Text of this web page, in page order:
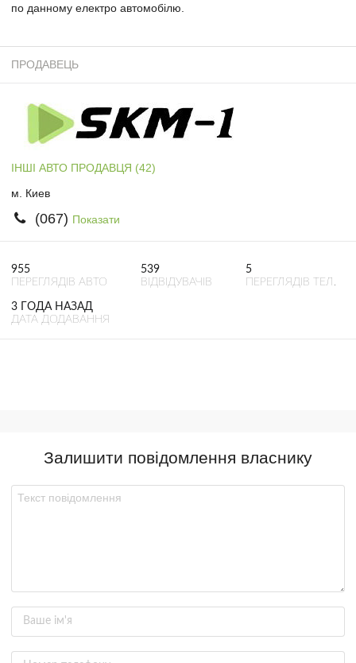
по данному електро автомобілю.
ПРОДАВЕЦЬ
ІНШІ АВТО ПРОДАВЦЯ (42)
м. Киев
(067) Показати
955
ПЕРЕГЛЯДІВ АВТО
539
ВІДВІДУВАЧІВ
5
ПЕРЕГЛЯДІВ ТЕЛ.
3 ГОДА НАЗАД
ДАТА ДОДАВАННЯ
Залишити повідомлення власнику